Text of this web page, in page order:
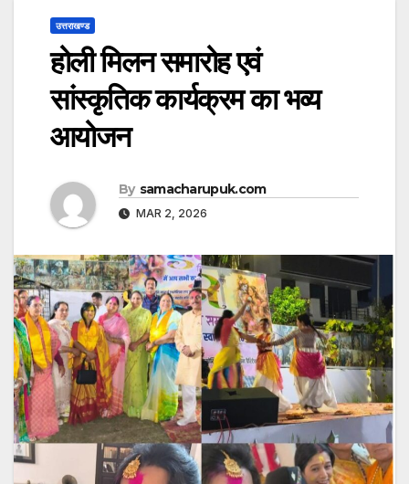
उत्तराखण्ड
होली मिलन समारोह एवं
सांस्कृतिक कार्यक्रम का भव्य
आयोजन
By samacharupuk.com
MAR 2, 2026